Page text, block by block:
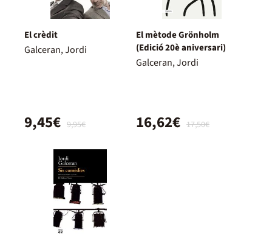
El crèdit
Galceran, Jordi
9,95€
9,45€
El mètode Grönholm
(Edició 20è aniversari)
Galceran, Jordi
17,50€
16,62€